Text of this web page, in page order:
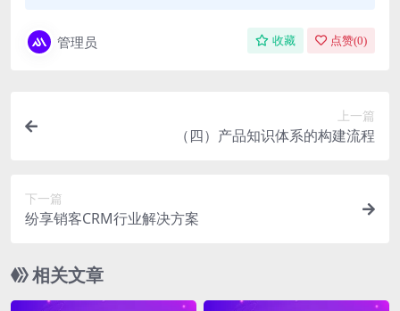
管理员 收藏 点赞(0)
上一篇
（四）产品知识体系的构建流程
下一篇
纷享销客CRM行业解决方案
相关文章